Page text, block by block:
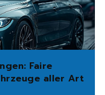
Faire
aller Art